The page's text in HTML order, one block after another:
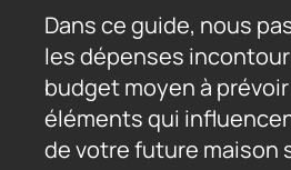
Dans ce guide, nous
les dépenses
budget moyen à
éléments qui
de votre future maison